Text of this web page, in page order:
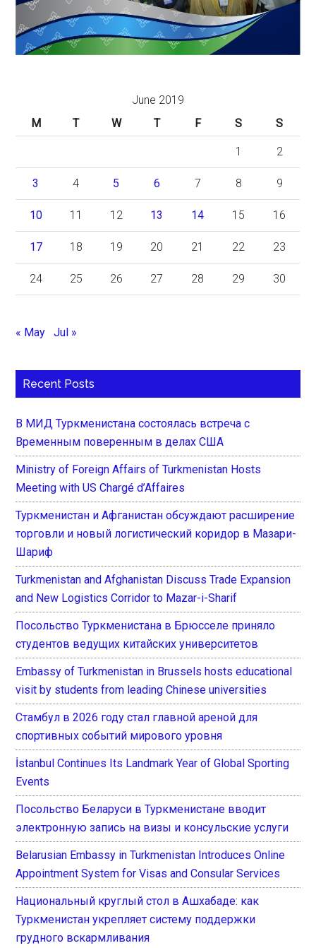
June 2019
M
T W T F S S
1 2
3 4 5 6 7 8 9
10 11 12 13 14 15 16
17 18 19 20 21 22 23
24 25 26 27 28 29 30
« May Jul »
Recent Posts
В МИД Туркменистана состоялась встреча с
Временным поверенным в делах США
Ministry of Foreign Affairs of Turkmenistan Hosts
Meeting with US Chargé d’Affaires
Туркменистан и Афганистан обсуждают расширение
торговли и новый логистический коридор в Мазари-
Шариф
Turkmenistan and Afghanistan Discuss Trade Expansion
and New Logistics Corridor to Mazar-i-Sharif
Посольство Туркменистана в Брюсселе приняло
студентов ведущих китайских университетов
Embassy of Turkmenistan in Brussels hosts educational
visit by students from leading Chinese universities
Стамбул в 2026 году стал главной ареной для
спортивных событий мирового уровня
İstanbul Continues Its Landmark Year of Global Sporting
Events
Посольство Беларуси в Туркменистане вводит
электронную запись на визы и консульские услуги
Belarusian Embassy in Turkmenistan Introduces Online
Appointment System for Visas and Consular Services
Национальный круглый стол в Ашхабаде: как
Туркменистан укрепляет систему поддержки
грудного вскармливания